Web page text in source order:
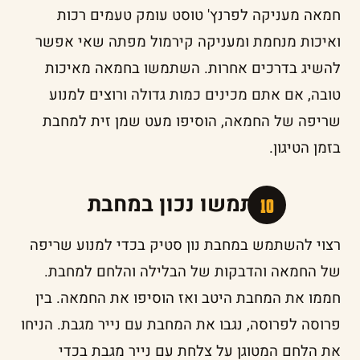
חמאה מעניקה לפרנץ' טוסט עומק טעמים רכות
ואיכות מנחמת ומעניקה קירמול מפתה שאי אפשר
להשיג בדרכים אחרות. השתמשו בחמאה מאיכות
טובה, אם אתם מכינים כמות גדולה ורוצים למנוע
שריפה של החמאה, הוסיפו מעט שמן זית למחבת
בזמן הטיגון.
השתמשו נכון במחבת
רצוי להשתמש במחבת נון סטיק בכדי למנוע שריפה
של החמאה והדבקות של הבלילה והלחם למחבת.
חממו את המחבת היטב ואז הוסיפו את החמאה. בין
פרוסה לפרוסה, נגבו את המחבת עם נייר מגבת. הניחו
את הלחם המטוגן על צלחת עם נייר מגבת בכדי